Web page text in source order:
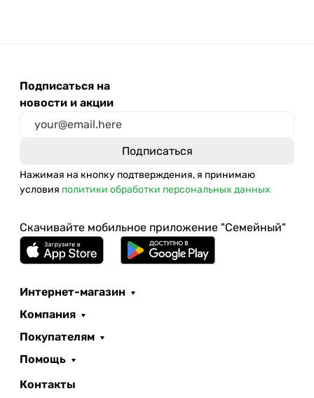
Подписаться на
новости и акции
Нажимая на кнопку подтверждения, я принимаю
условия политики обработки персональных данных
Скачивайте мобильное приложение "Семейный"
Интернет-магазин
Компания
Покупателям
Помощь
Контакты